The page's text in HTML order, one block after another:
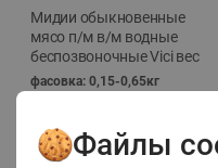
Мидии обыкновенные
мясо п/м в/м водные
беспозвоночные Vici вес
фасовка: 0,15-0,65кг
Файлы